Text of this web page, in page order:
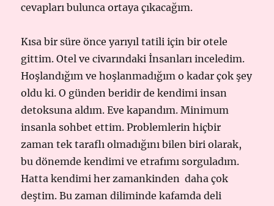
cevapları bulunca ortaya çıkacağım.
Kısa bir süre önce yarıyıl tatili için bir otele
gittim. Otel ve civarındaki İnsanları inceledim.
Hoşlandığım ve hoşlanmadığım o kadar çok şey
oldu ki. O günden beridir de kendimi insan
detoksuna aldım. Eve kapandım. Minimum
insanla sohbet ettim. Problemlerin hiçbir
zaman tek taraflı olmadığını bilen biri olarak,
bu dönemde kendimi ve etrafımı sorguladım.
Hatta kendimi her zamankinden daha çok
deştim. Bu zaman diliminde kafamda deli